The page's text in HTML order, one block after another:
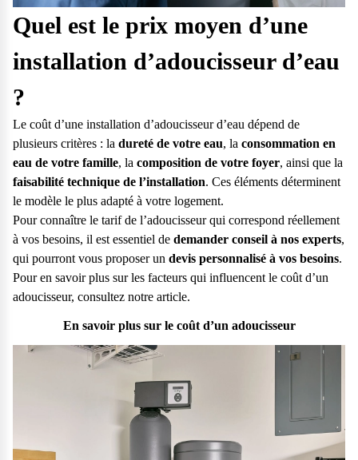
Quel est le prix moyen d’une
installation d’adoucisseur d’eau
?
Le coût d’une installation d’adoucisseur d’eau dépend de
plusieurs critères : la dureté de votre eau, la consommation en
eau de votre famille, la composition de votre foyer, ainsi que la
faisabilité technique de l’installation. Ces éléments déterminent
le modèle le plus adapté à votre logement.
Pour connaître le tarif de l’adoucisseur qui correspond réellement
à vos besoins, il est essentiel de demander conseil à nos experts,
qui pourront vous proposer un devis personnalisé à vos besoins.
Pour en savoir plus sur les facteurs qui influencent le coût d’un
adoucisseur, consultez notre article.
En savoir plus sur le coût d’un adoucisseur